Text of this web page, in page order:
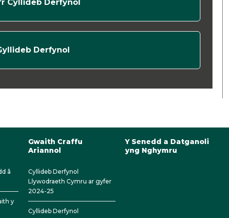
Cyllideb Derfynol
Derfynol
â
y
Gwaith Craffu
Ariannol
Cyllideb Derfynol
Llywodraeth Cymru ar gyfer
2024-25
Cyllideb Derfynol
Y Senedd a Datganoli
yng Nghymru